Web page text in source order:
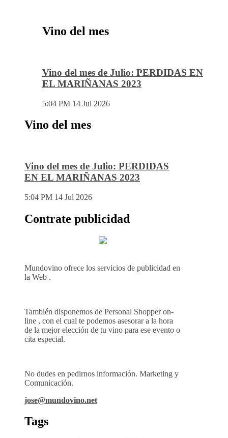
Vino del mes
Vino del mes de Julio: PERDIDAS EN
EL MARIÑANAS 2023
5:04 PM 14 Jul 2026
Vino del mes
Vino del mes de Julio: PERDIDAS
EN EL MARIÑANAS 2023
5:04 PM 14 Jul 2026
Contrate publicidad
Mundovino ofrece los servicios de publicidad en
la Web .
También disponemos de Personal Shopper on-
line , con el cual te podemos asesorar a la hora
de la mejor elección de tu vino para ese evento o
cita especial.
No dudes en pedirnos información. Marketing y
Comunicación.
jose@mundovino.net
Tags